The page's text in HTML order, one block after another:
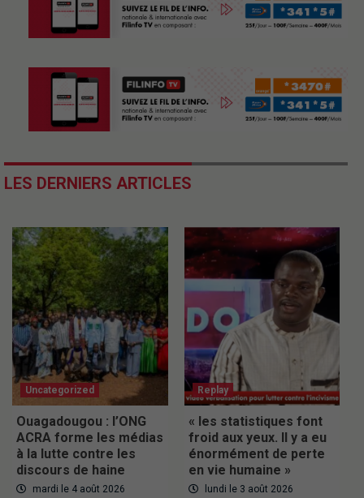
LES DERNIERS ARTICLES
Uncategorized
Ouagadougou : l’ONG
ACRA forme les médias
à la lutte contre les
discours de haine
mardi le 4 août 2026
Replay
« les statistiques font
froid aux yeux. Il y a eu
énormément de perte
en vie humaine »
lundi le 3 août 2026